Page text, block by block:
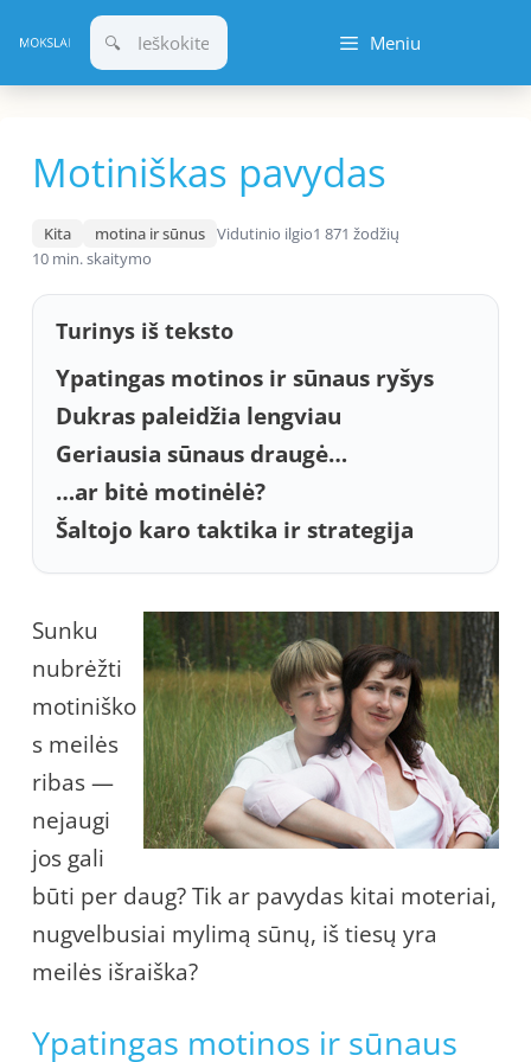
prie
turinio
Meniu
Motiniškas pavydas
Kita motina ir sūnus Vidutinio ilgio1 871 žodžių
10 min. skaitymo
Turinys iš teksto
Ypatingas motinos ir sūnaus ryšys
Dukras paleidžia lengviau
Geriausia sūnaus draugė…
…ar bitė motinėlė?
Šaltojo karo taktika ir strategija
Sunku
nubrėžti
motiniško
s meilės
ribas —
nejaugi
jos gali
būti per daug? Tik ar pavydas kitai moteriai,
nugvelbusiai mylimą sūnų, iš tiesų yra
meilės išraiška?
Ypatingas motinos ir sūnaus